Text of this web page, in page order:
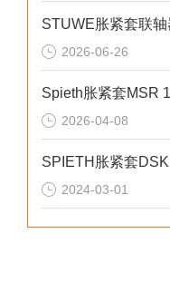
2026-06-26
Spieth胀紧套MSR
2026-04-08
2024-03-01